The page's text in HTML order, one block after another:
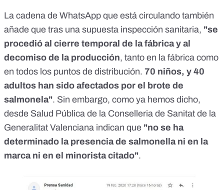
La cadena de WhatsApp que está circulando también
añade que tras una supuesta inspección sanitaria, "se
procedió al cierre temporal de la fábrica y al
decomiso de la producción, tanto en la fábrica como
en todos los puntos de distribución. 70 niños, y 40
adultos han sido afectados por el brote de
salmonela". Sin embargo, como ya hemos dicho,
desde Salud Pública de la Conselleria de Sanitat de la
Generalitat Valenciana indican que "no se ha
determinado la presencia de salmonella ni en la
marca ni en el minorista citado".